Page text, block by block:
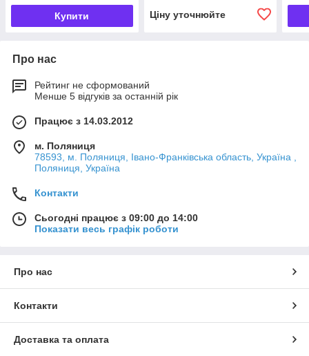
Купити
Чипендейл. Черешня.
Ціну уточнюйте
Про нас
Рейтинг не сформований
Менше 5 відгуків за останній рік
Працює з 14.03.2012
м. Поляниця
78593, м. Поляниця, Івано-Франківська область, Україна ,
Поляниця, Україна
Контакти
Сьогодні працює з 09:00 до 14:00
Показати весь графік роботи
Про нас
Контакти
Доставка та оплата